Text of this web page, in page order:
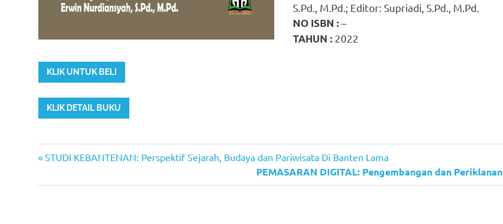
S.Pd., M.Pd.; Editor: Supriadi, S.Pd., M.Pd.
NO ISBN :–
TAHUN : 2022
KLIK UNTUK BELI
KLIK DETAIL BUKU
Post
navigation
Previous
STUDI KEBANTENAN: Perspektif Sejarah, Budaya dan Pariwisata Di Banten Lama
Next
Post:
PEMASARAN DIGITAL: Pengembangan dan Periklanan